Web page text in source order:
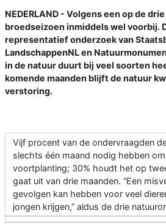
NEDERLAND - Volgens een op de
broedseizoen inmiddels wel voorbij.
representatief onderzoek van
LandschappenNL en
in de natuur duurt bij veel soorten
komende maanden blijft de natuur
verstoring.
Vijf procent van de ondervraagden
slechts één maand nodig hebben
voortplanting; 30% houdt het op
gaat uit van drie maanden. “Een
gevolgen kan hebben voor veel
jongen krijgen,” aldus de drie